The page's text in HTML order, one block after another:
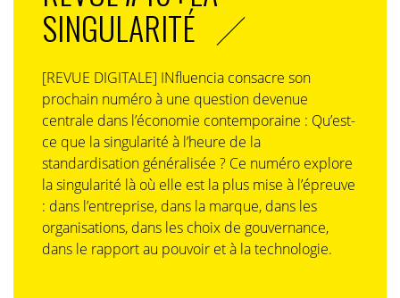
Engager la décrue des émissions mondiales
déploiement des sources d’énergie décarbonée dans
les pays moins avancés va pouvoir s’accélérer,
notamment en Afrique subsaharienne où les
investissements dans le renouvelable ont décroché
depuis deux ans.
On se situera alors dans le cas de figure où tous les
engagements conditionnels pris par les pays peuvent
être réalisés. D’après le Secrétariat général de la COP,
SINGULARITÉ
[REVUE DIGITALE] INfluencia consacre son
prochain numéro à une question devenue
centrale dans l’économie contemporaine : Qu’est-
ce que la singularité à l’heure de la
standardisation généralisée ? Ce numéro explore
la singularité là où elle est la plus mise à l’épreuve
: dans l’entreprise, dans la marque, dans les
organisations, dans les choix de gouvernance,
dans le rapport au pouvoir et à la technologie.